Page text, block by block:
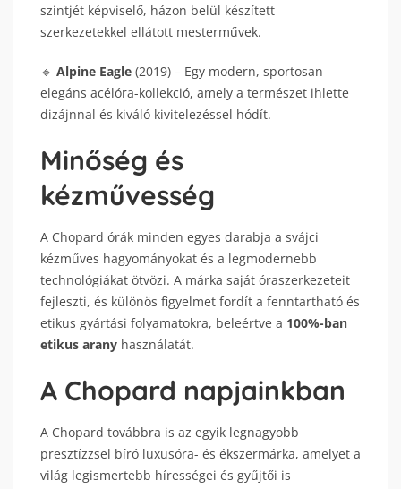
szintjét képviselő, házon belül készített
szerkezetekkel ellátott mesterművek.
🔹 Alpine Eagle (2019) – Egy modern, sportosan
elegáns acélóra-kollekció, amely a természet ihlette
dizájnnal és kiváló kivitelezéssel hódít.
Minőség és
kézművesség
A Chopard órák minden egyes darabja a svájci
kézműves hagyományokat és a legmodernebb
technológiákat ötvözi. A márka saját óraszerkezeteit
fejleszti, és különös figyelmet fordít a fenntartható és
etikus gyártási folyamatokra, beleértve a 100%-ban
etikus arany használatát.
A Chopard napjainkban
A Chopard továbbra is az egyik legnagyobb
presztízzsel bíró luxusóra- és ékszermárka, amelyet a
világ legismertebb hírességei és gyűjtői is